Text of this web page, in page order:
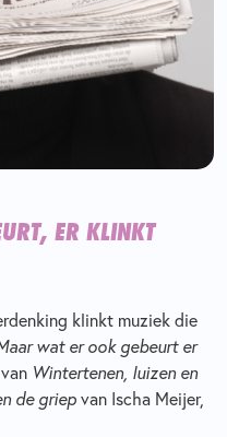
ER KLINKT
klinkt muziek die
wat er ook gebeurt er
Wintertenen, luizen en
de griepvan Ischa Meijer,